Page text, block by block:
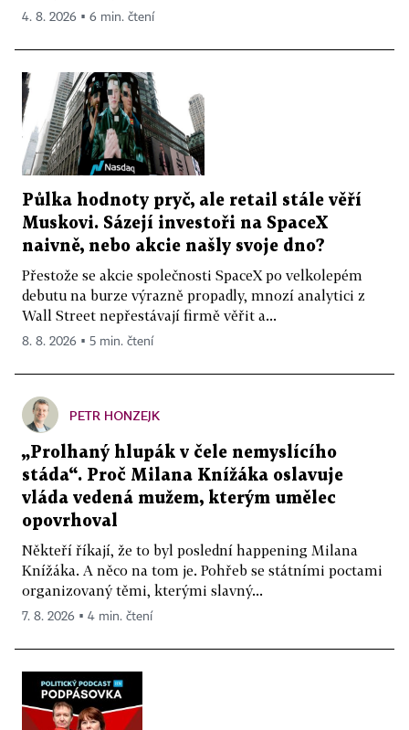
4. 8. 2026 ▪ 6 min. čtení
Půlka hodnoty pryč, ale retail stále věří
Muskovi. Sázejí investoři na SpaceX
naivně, nebo akcie našly svoje dno?
Přestože se akcie společnosti SpaceX po velkolepém
debutu na burze výrazně propadly, mnozí analytici z
Wall Street nepřestávají firmě věřit a...
8. 8. 2026 ▪ 5 min. čtení
PETR HONZEJK
„Prolhaný hlupák v čele nemyslícího
stáda“. Proč Milana Knížáka oslavuje
vláda vedená mužem, kterým umělec
opovrhoval
Někteří říkají, že to byl poslední happening Milana
Knížáka. A něco na tom je. Pohřeb se státními poctami
organizovaný těmi, kterými slavný...
7. 8. 2026 ▪ 4 min. čtení